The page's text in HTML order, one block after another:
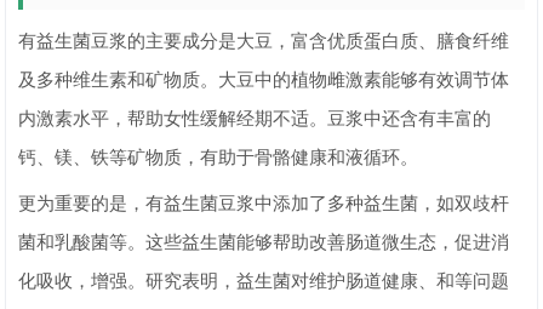
有益生菌豆浆的主要成分是大豆，富含优质蛋白质、膳食纤维
及多种维生素和矿物质。大豆中的植物雌激素能够有效调节体
内激素水平，帮助女性缓解经期不适。豆浆中还含有丰富的
钙、镁、铁等矿物质，有助于骨骼健康和液循环。
更为重要的是，有益生菌豆浆中添加了多种益生菌，如双歧杆
菌和乳酸菌等。这些益生菌能够帮助改善肠道微生态，促进消
化吸收，增强。研究表明，益生菌对维护肠道健康、和等问题